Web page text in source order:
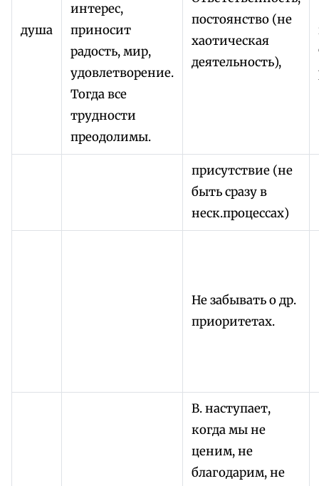
душа
интерес,
приносит
радость, мир,
удовлетворение.
Тогда все
трудности
преодолимы.
постоянство (не
хаотическая
деятельность),
присутствие (не
быть сразу в
неск.процессах)
Не забывать о др.
приоритетах.
В. наступает,
когда мы не
ценим, не
благодарим, не